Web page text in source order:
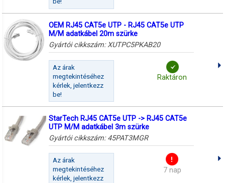
OEM RJ45 CAT5e UTP - RJ45 CAT5e UTP
M/M adatkábel 20m szürke
Gyártói cikkszám:XUTPC5PKAB20
Az árak
megtekintéséhez
kérlek, jelentkezz
be!
Raktáron
StarTech RJ45 CAT5e UTP -> RJ45 CAT5e
UTP M/M adatkábel 3m szürke
Gyártói cikkszám: 45PAT3MGR
Az árak
megtekintéséhez
kérlek, jelentkezz
7 nap